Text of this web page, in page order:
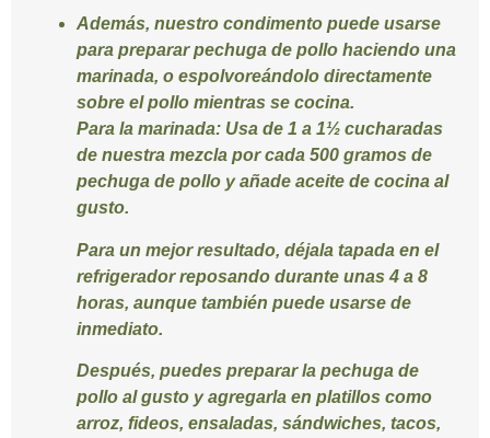
Además, nuestro condimento puede usarse
para preparar pechuga de pollo haciendo una
marinada, o espolvoreándolo directamente
sobre el pollo mientras se cocina.
Para la marinada: Usa de 1 a 1½ cucharadas
de nuestra mezcla por cada 500 gramos de
pechuga de pollo y añade aceite de cocina al
gusto.
Para un mejor resultado, déjala tapada en el
refrigerador reposando durante unas 4 a 8
horas, aunque también puede usarse de
inmediato.
Después, puedes preparar la pechuga de
pollo al gusto y agregarla en platillos como
arroz, fideos, ensaladas, sándwiches, tacos,